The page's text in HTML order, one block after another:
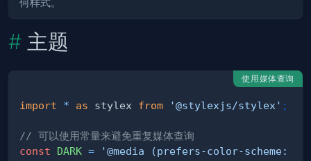
何样式。
主题
使用媒体查询
import * as stylex from '@stylexjs/stylex' ;
// 可以使用常量来避免重复媒体查询
const
DARK = '@media (prefers-color-scheme: